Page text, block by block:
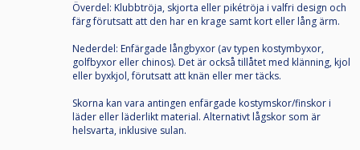
Överdel: Klubbtröja, skjorta eller pikétröja i valfri design och
färg förutsatt att den har en krage samt kort eller lång ärm.
Nederdel: Enfärgade långbyxor (av typen kostymbyxor,
golfbyxor eller chinos). Det är också tillåtet med klänning, kjol
eller byxkjol, förutsatt att knän eller mer täcks.
Skorna kan vara antingen enfärgade kostymskor/finskor i
läder eller läderlikt material. Alternativt lågskor som är
helsvarta, inklusive sulan.